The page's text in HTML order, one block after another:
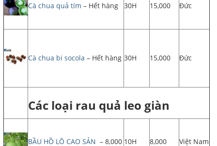
Cà chua quả tím – Hết hàng 30H 15,000 Đức
Cà chua bi socola – Hết hàng 30H 15,000 Đức
Các loại rau quả leo giàn
BẦU HỒ LÔ CAO SẢN – 8,000 10H 8,000 Việt Nam